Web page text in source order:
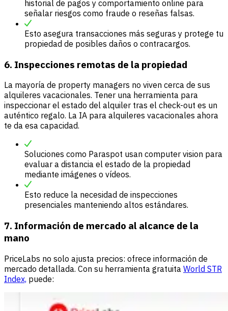
historial de pagos y comportamiento online para
señalar riesgos como fraude o reseñas falsas.
Esto asegura transacciones más seguras y protege tu
propiedad de posibles daños o contracargos.
6. Inspecciones remotas de la propiedad
La mayoría de property managers no viven cerca de sus
alquileres vacacionales. Tener una herramienta para
inspeccionar el estado del alquiler tras el check-out es un
auténtico regalo. La IA para alquileres vacacionales ahora
te da esa capacidad.
Soluciones como Paraspot usan computer vision para
evaluar a distancia el estado de la propiedad
mediante imágenes o vídeos.
Esto reduce la necesidad de inspecciones
presenciales manteniendo altos estándares.
7. Información de mercado al alcance de la
mano
PriceLabs no solo ajusta precios: ofrece información de
mercado detallada. Con su herramienta gratuita World STR
Index, puede: